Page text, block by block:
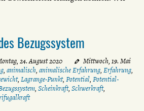
Bezugssystem
24. August 2020
Mittwoch, 19. Mai
, animalisch, animalische Erfahrung, Erfahrung,
, Lagrange-Punkt, Potential, Potential-
, Scheinkraft, Schwerkraft,